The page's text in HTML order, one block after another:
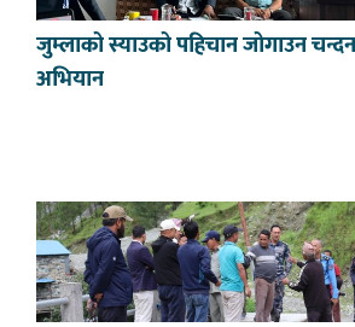
जुम्लाको स्याउको पहिचान जोगाउन
अभियान